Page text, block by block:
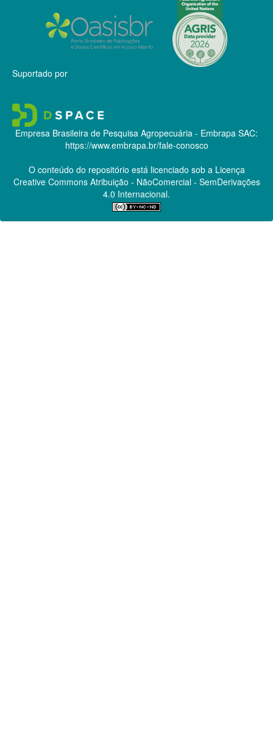
Suportado por
Empresa Brasileira de Pesquisa Agropecuária - Embrapa SAC:
https://www.embrapa.br/fale-conosco
O conteúdo do repositório está licenciado sob a Licença
Creative CommonsAtribuição - NãoComercial - SemDerivações
4.0 Internacional.